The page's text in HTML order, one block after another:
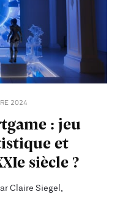
2024
: jeu
et
siècle ?
Claire Siegel,